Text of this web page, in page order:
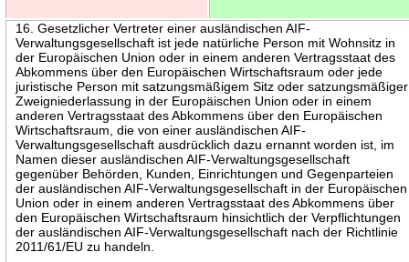
16. Gesetzlicher Vertreter einer ausländischen AIF-
Verwaltungsgesellschaft ist jede natürliche Person mit Wohnsitz in
der Europäischen Union oder in einem anderen Vertragsstaat des
Abkommens über den Europäischen Wirtschaftsraum oder jede
juristische Person mit satzungsmäßigem Sitz oder satzungsmäßiger
Zweigniederlassung in der Europäischen Union oder in einem
anderen Vertragsstaat des Abkommens über den Europäischen
Wirtschaftsraum, die von einer ausländischen AIF-
Verwaltungsgesellschaft ausdrücklich dazu ernannt worden ist, im
Namen dieser ausländischen AIF-Verwaltungsgesellschaft
gegenüber Behörden, Kunden, Einrichtungen und Gegenparteien
der ausländischen AIF-Verwaltungsgesellschaft in der Europäischen
Union oder in einem anderen Vertragsstaat des Abkommens über
den Europäischen Wirtschaftsraum hinsichtlich der Verpflichtungen
der ausländischen AIF-Verwaltungsgesellschaft nach der Richtlinie
2011/61/EU zu handeln.